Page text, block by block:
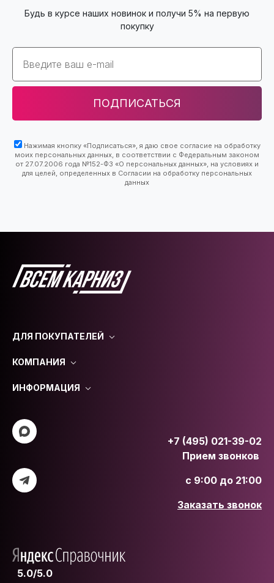
Будь в курсе наших новинок и получи 5% на первую
покупку
Email
ПОДПИСАТЬСЯ
Нажимая кнопку «Подписаться», я даю свое согласие на обработку
моих персональных данных, в соответствии с Федеральным законом
от 27.07.2006 года №152-ФЗ «О персональных данных», на условиях и
для целей, определенных в Согласии на обработку персональных
данных
ДЛЯ ПОКУПАТЕЛЕЙ
КОМПАНИЯ
ИНФОРМАЦИЯ
+7 (495) 021-39-02
Прием звонков
с 9:00 до 21:00
Заказать звонок
5.0/5.0